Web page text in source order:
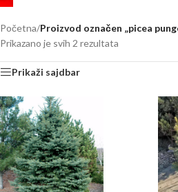
Početna/Proizvod označen „picea
Prikazano je svih 2 rezultata
Prikaži sajdbar